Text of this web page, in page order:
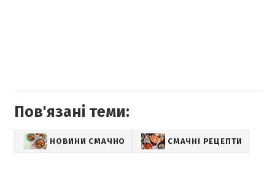
Пов'язані теми:
НОВИНИ СМАЧНО СМАЧНІ РЕЦЕПТИ